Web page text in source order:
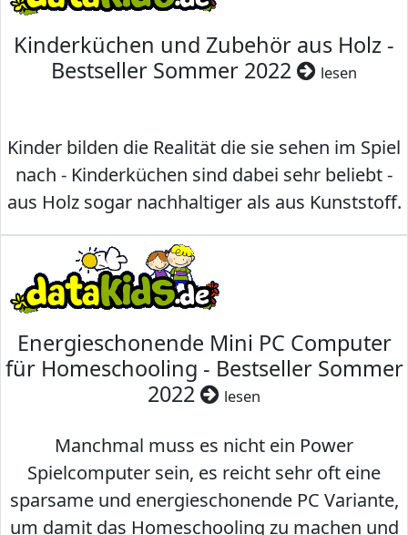
Kinderküchen und Zubehör aus Holz -
Bestseller Sommer 2022
lesen
Kinder bilden die Realität die sie sehen im Spiel
nach - Kinderküchen sind dabei sehr beliebt -
aus Holz sogar nachhaltiger als aus Kunststoff.
Energieschonende Mini PC Computer
für Homeschooling - Bestseller Sommer
2022
lesen
Manchmal muss es nicht ein Power
Spielcomputer sein, es reicht sehr oft eine
sparsame und energieschonende PC Variante,
um damit das Homeschooling zu machen und